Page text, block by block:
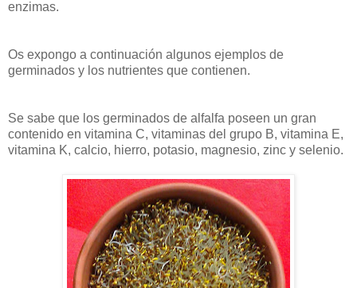
enzimas.
Os expongo a continuación algunos ejemplos de
germinados y los nutrientes que contienen.
Se sabe que los germinados de alfalfa poseen un gran
contenido en vitamina C, vitaminas del grupo B, vitamina E,
vitamina K, calcio, hierro, potasio, magnesio, zinc y selenio.